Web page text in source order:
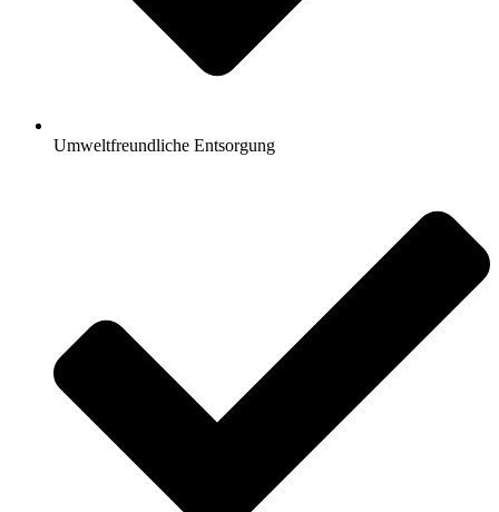
Umweltfreundliche Entsorgung